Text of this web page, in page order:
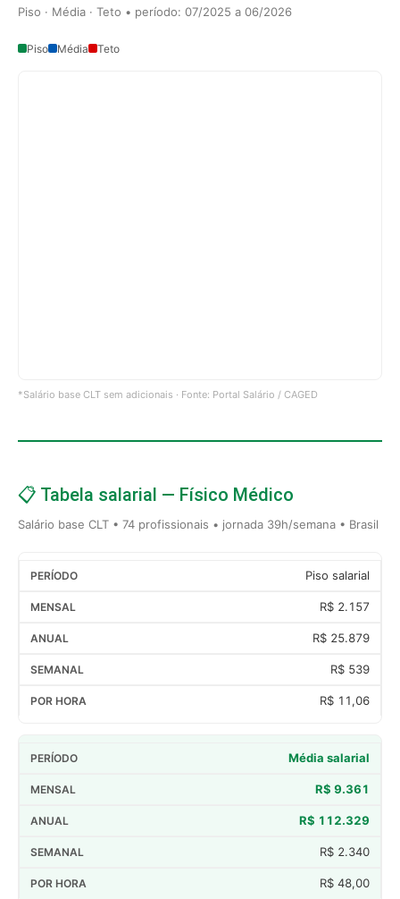
Piso · Média · Teto • período: 07/2025 a 06/2026
Piso Média Teto
*Salário base CLT sem adicionais · Fonte: Portal Salário / CAGED
📋 Tabela salarial — Físico Médico
Salário base CLT • 74 profissionais • jornada 39h/semana • Brasil
Piso salarial
R$ 2.157
R$ 25.879
R$ 539
R$ 11,06
Média salarial
R$ 9.361
R$ 112.329
R$ 2.340
R$ 48,00